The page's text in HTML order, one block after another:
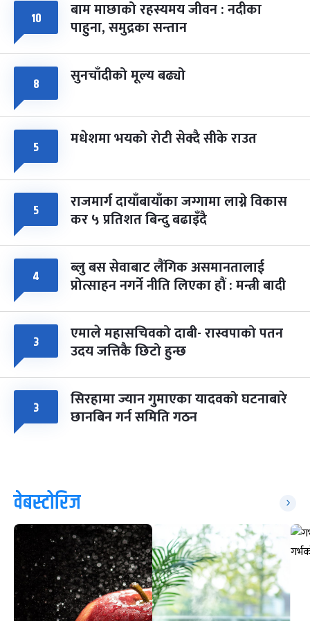
८ फागुपूर्णिमा
चैत्र ८, २०८३-Mar 22, 2027
७ महिना बाँकी
१० बाम माछाको रहस्यमय जीवन : नदीका
पाहुना, समुद्रका सन्तान
८ सुनचाँदीको मूल्य बढ्यो
५ मधेशमा भयको रोटी सेक्दै सीके राउत
५ राजमार्ग दायाँबायाँका जग्गामा लाग्ने विकास
कर ५ प्रतिशत बिन्दु बढाइँदै
४ ब्लु बस सेवाबाट लैंगिक असमानतालाई
प्रोत्साहन नगर्ने नीति लिएका हौं : मन्त्री बादी
३ एमाले महासचिवको दाबी- रास्वपाको पतन
उदय जत्तिकै छिटो हुन्छ
३ सिरहामा ज्यान गुमाएका यादवको घटनाबारे
छानबिन गर्न समिति गठन
वेबस्टोरिज